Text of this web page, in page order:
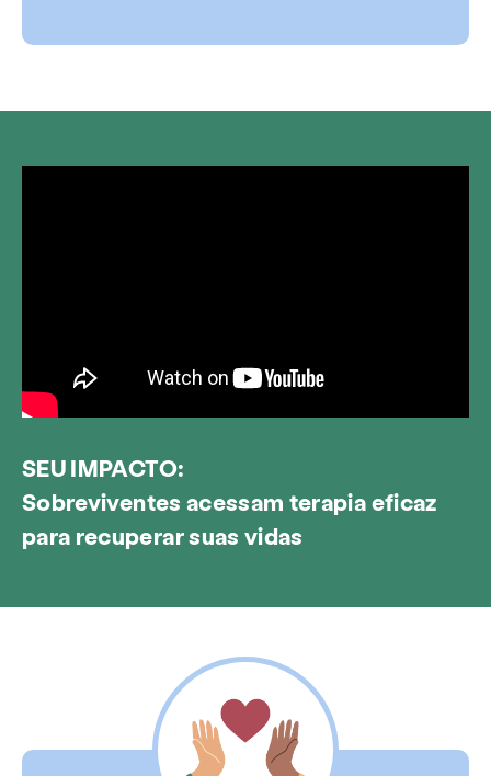
SEU IMPACTO:
Sobreviventes acessam terapia eficaz
para recuperar suas vidas